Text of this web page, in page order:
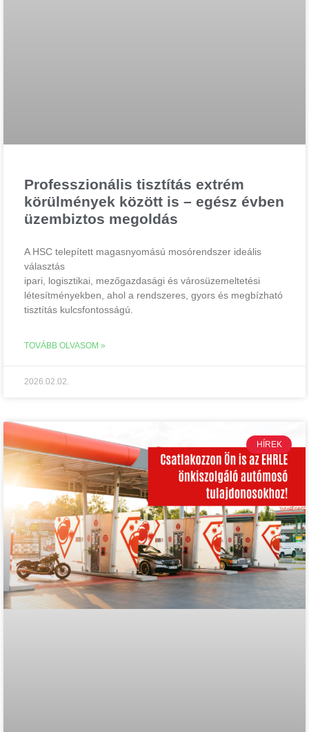
Professzionális tisztítás extrém
körülmények között is – egész évben
üzembiztos megoldás
A HSC telepített magasnyomású mosórendszer ideális
választás
ipari, logisztikai, mezőgazdasági és városüzemeltetési
létesítményekben, ahol a rendszeres, gyors és megbízható
tisztítás kulcsfontosságú.
TOVÁBB OLVASOM »
2026.02.02.
HÍREK